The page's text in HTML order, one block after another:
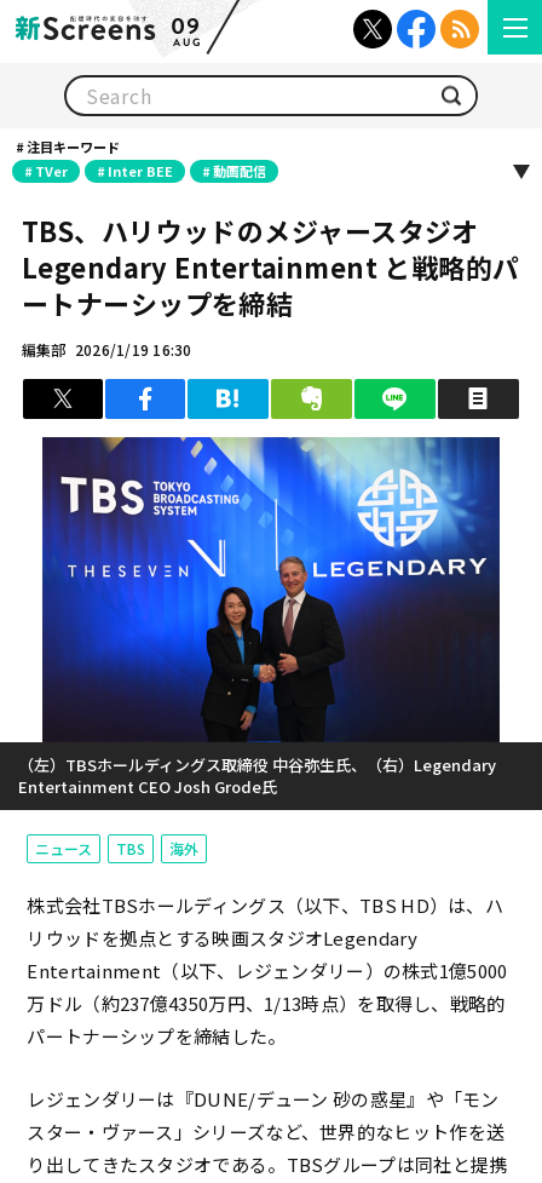
09
AUG
注目キーワード
TVer
Inter BEE 動画配信
TBS、ハリウッドのメジャースタジオ
Legendary Entertainment と戦略的パ
ートナーシップを締結
編集部 2026/1/19 16:30
ツイート シェア はてブ クリップ LINEで送る
（左）TBSホールディングス取締役 中谷弥生氏、（右）Legendary
Entertainment CEO Josh Grode氏
ニュース TBS 海外
株式会社TBSホールディングス（以下、TBS HD）は、ハ
リウッドを拠点とする映画スタジオLegendary
Entertainment（以下、レジェンダリー）の株式1億5000
万ドル（約237億4350万円、1/13時点）を取得し、戦略的
パートナーシップを締結した。
レジェンダリーは『DUNE/デューン 砂の惑星』や「モン
スター・ヴァース」シリーズなど、世界的なヒット作を送
り出してきたスタジオである。TBSグループは同社と提携